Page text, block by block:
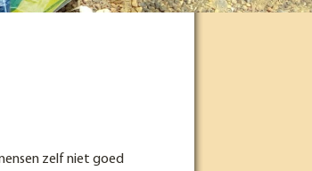
zelf niet goed